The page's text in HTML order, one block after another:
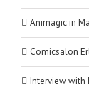
Animagic in
Comicsalon
Interview with